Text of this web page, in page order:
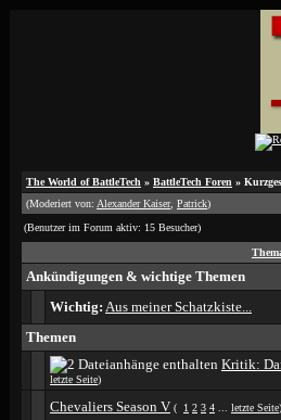
The World of BattleTech » BattleTech Foren »
(Moderiert von: Alexander Kaiser, Patrick)
(Benutzer im Forum aktiv: 15 Besucher)
Ankündigungen & wichtige Themen
Wichtig: Aus meiner Schatzkiste...
Themen
Kritik:
letzte Seite)
Chevaliers Season V ( 1 2 3 4 letzte Seite)